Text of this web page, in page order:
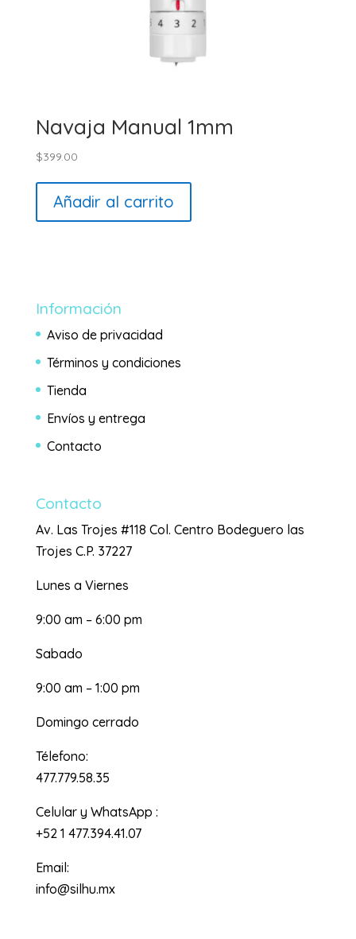
Navaja Manual 1mm
$399.00
Añadir al carrito
Información
Aviso de privacidad
Términos y condiciones
Tienda
Envíos y entrega
Contacto
Contacto
Av. Las Trojes #118 Col. Centro Bodeguero las
Trojes C.P. 37227
Lunes a Viernes
9:00 am – 6:00 pm
Sabado
9:00 am – 1:00 pm
Domingo cerrado
Télefono:
477.779.58.35
Celular y WhatsApp :
+52 1 477.394.41.07
Email:
info@silhu.mx